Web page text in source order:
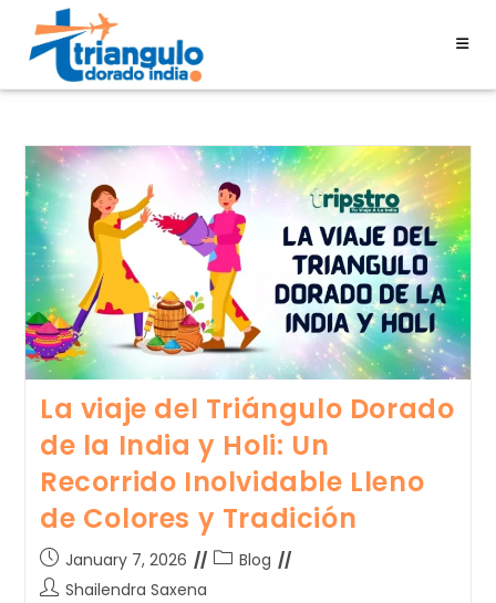
La viaje del Triángulo Dorado
de la India y Holi: Un
Recorrido Inolvidable Lleno
de Colores y Tradición
January 7, 2026
Blog
Shailendra Saxena